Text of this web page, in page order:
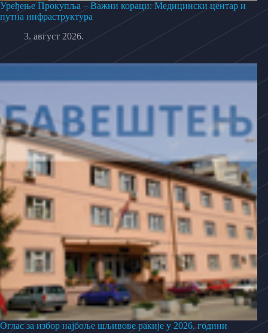
Уређење Прокупља – Важни кораци: Медицински центар и
путна инфраструктура
3. август 2026.
Оглас за избор најбоље шљивове ракије у 2026. години